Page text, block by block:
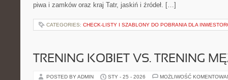
piwa i zamków oraz kraj Tatr, jaskiń i źródeł. […]
CATEGORIES: CHECK-LISTY I SZABLONY DO POBRANIA DLA
TRENING KOBIET VS. TRENING
POSTED BY ADMIN STY - 25 - 2026 MOŻLIWOŚĆ